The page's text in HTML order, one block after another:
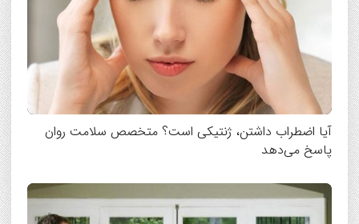
آیا اضطراب داشتن، ژنتیکی است؟ متخصص سلامت روان
پاسخ می‌دهد